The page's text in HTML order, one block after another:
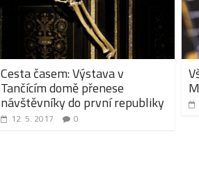
Cesta časem: Výstava v
Tančícím domě přenese
návštěvníky do první republiky
12. 5. 2017 0